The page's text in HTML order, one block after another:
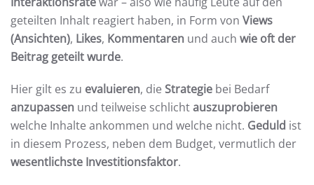
geteilten Inhalt reagiert haben, in Form von Views
(Ansichten), Likes, Kommentaren und auch wie oft der
Beitrag geteilt wurde.
Hier gilt es zu evaluieren, die Strategie bei Bedarf
anzupassen und teilweise schlichtauszuprobieren
welche Inhalte ankommen und welche nicht. Geduld ist
in diesem Prozess, neben dem Budget, vermutlich der
wesentlichste Investitionsfaktor.